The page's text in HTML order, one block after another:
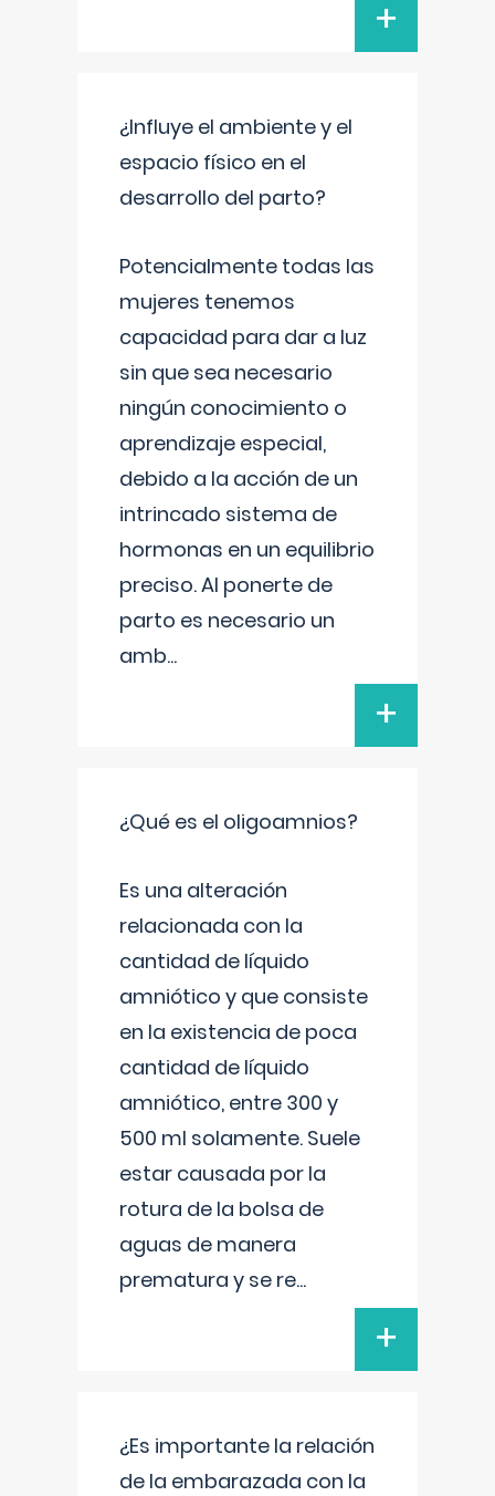
+
¿Influye el ambiente y el
espacio físico en el
desarrollo del parto?
Potencialmente todas las
mujeres tenemos
capacidad para dar a luz
sin que sea necesario
ningún conocimiento o
aprendizaje especial,
debido a la acción de un
intrincado sistema de
hormonas en un equilibrio
preciso. Al ponerte de
parto es necesario un
amb...
+
¿Qué es el oligoamnios?
Es una alteración
relacionada con la
cantidad de líquido
amniótico y que consiste
en la existencia de poca
cantidad de líquido
amniótico, entre 300 y
500 ml solamente. Suele
estar causada por la
rotura de la bolsa de
aguas de manera
prematura y se re...
+
¿Es importante la relación
de la embarazada con la